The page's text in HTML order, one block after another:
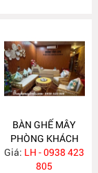
BÀN GHẾ MÂY
PHÒNG KHÁCH
MA688
Giá: LH - 0938 423
805